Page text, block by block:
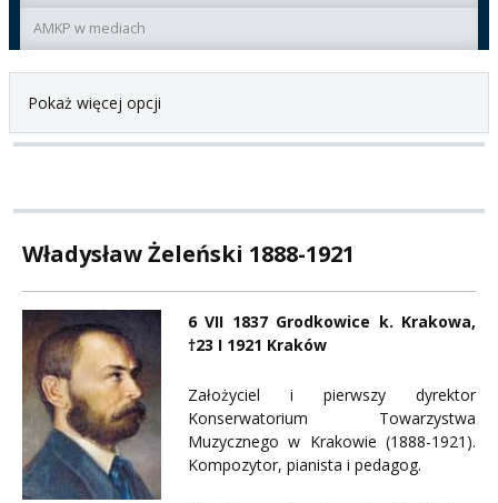
AMKP w mediach
Pokaż więcej opcji
Władysław Żeleński 1888-1921
6 VII 1837 Grodkowice k. Krakowa,
†23 I 1921 Kraków
Założyciel i pierwszy dyrektor
Konserwatorium Towarzystwa
Muzycznego w Krakowie (1888-1921).
Kompozytor, pianista i pedagog.